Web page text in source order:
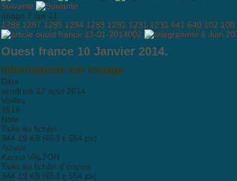
Suivante
Image 7 sur 21
1288 1287 1285 1284 1283 1282 1231 1232 641 640 102 100
Ouest france 10 Janvier 2014.
Informations sur l'image
Date
vendredi 22 août 2014
Visites
3518
Note
Taille du fichier
344.19 KB (653 x 554 px)
Auteur
Karine VALTON
Taille du fichier d'origine
344.19 KB (653 x 554 px)